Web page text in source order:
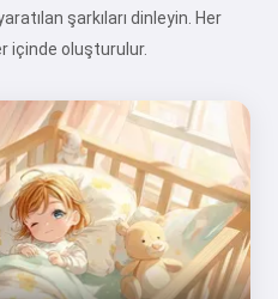
şarkıları dinleyin. Her
içinde oluşturulur.